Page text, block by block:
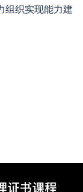
组织实现能力建